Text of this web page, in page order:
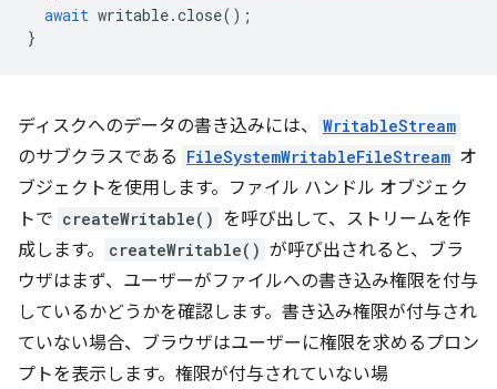
await writable.close();
}
ディスクへのデータの書き込みには、 WritableStream
のサブクラスである FileSystemWritableFileStream オ
ブジェクトを使用します。ファイル ハンドル オブジェク
トで createWritable() を呼び出して、ストリームを作
成します。
createWritable() が呼び出されると、ブラ
ウザはまず、ユーザーがファイルへの書き込み権限を付与
しているかどうかを確認します。書き込み権限が付与され
ていない場合、ブラウザはユーザーに権限を求めるプロン
プトを表示します。権限が付与されていない場